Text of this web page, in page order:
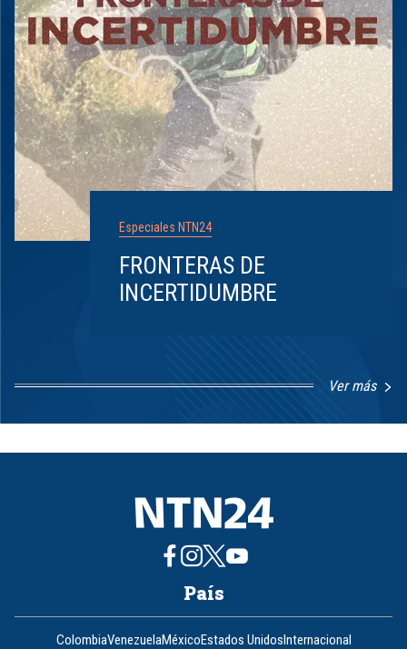
Especiales NTN24
FRONTERAS DE
INCERTIDUMBRE
Ver más
8
País
ColombiaVenezuelaMéxicoEstados UnidosInternacional